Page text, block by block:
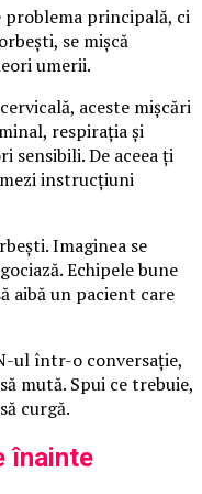
problema principală, ci
se mișcă
umerii.
aceste mișcări
respirația și
sensibili. De aceea ți
instrucțiuni
Imaginea se
Echipele bune
aibă un pacient care
ul într-o conversație,
mută. Spui ce trebuie,
curgă.
înainte